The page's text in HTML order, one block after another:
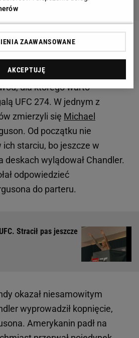
czeka na debiut w KSW. "To
dla którego warto
UFC 274. W jednym z
zmierzyli się Michael
Od początku nie
ich starciu, bo jeszcze w
deskach wylądował Chandler.
odpowiedzieć
do parteru.
Stracił pas jeszcze
okazał niesamowitym
wyprowadził kopnięcie,
Amerykanin padł na
ZAAWANSOWANE
AKCEPTUJĘ